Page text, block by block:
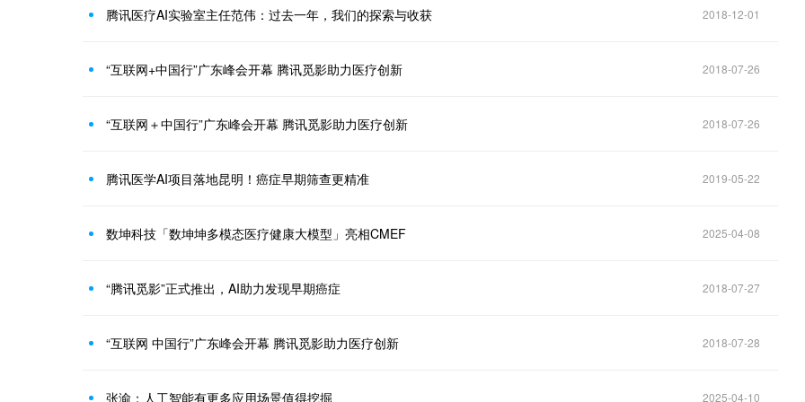
腾讯医疗AI实验室主任范伟：过去一年，我们的探索与收获 2018-12-01
“互联网+中国行”广东峰会开幕 腾讯觅影助力医疗创新 2018-07-26
“互联网＋中国行”广东峰会开幕 腾讯觅影助力医疗创新 2018-07-26
腾讯医学AI项目落地昆明！癌症早期筛查更精准 2019-05-22
数坤科技「数坤坤多模态医疗健康大模型」亮相CMEF 2025-04-08
“腾讯觅影”正式推出，AI助力发现早期癌症 2018-07-27
“互联网 中国行”广东峰会开幕 腾讯觅影助力医疗创新 2018-07-28
张渝：人工智能有更多应用场景值得挖掘 2025-04-10